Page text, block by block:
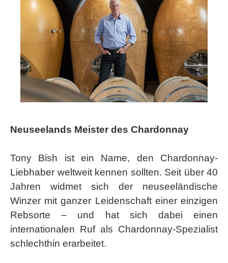
Neuseelands Meister des Chardonnay
Tony Bish ist ein Name, den Chardonnay-
Liebhaber weltweit kennen sollten. Seit über 40
Jahren widmet sich der neuseeländische
Winzer mit ganzer Leidenschaft einer einzigen
Rebsorte – und hat sich dabei einen
internationalen Ruf als Chardonnay-Spezialist
schlechthin erarbeitet.